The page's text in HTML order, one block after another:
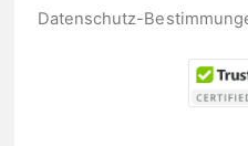
Datenschutz-